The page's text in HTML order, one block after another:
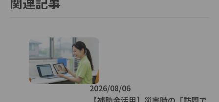
2026/08/06